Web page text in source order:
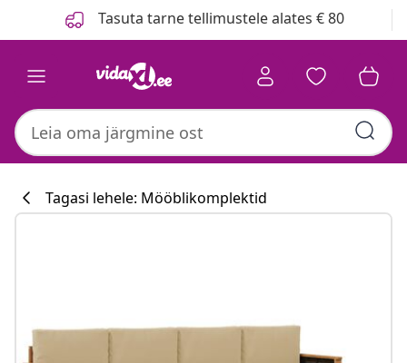
Tasuta tarne tellimustele alates € 80
Tagasi lehele: Mööblikomplektid